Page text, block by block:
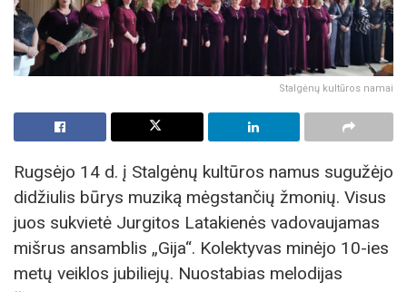
Stalgėnų kultūros namai
Rugsėjo 14 d. į Stalgėnų kultūros namus sugužėjo
didžiulis būrys muziką mėgstančių žmonių. Visus
juos sukvietė Jurgitos Latakienės vadovaujamas
mišrus ansamblis „Gija“. Kolektyvas minėjo 10-ies
metų veiklos jubiliejų. Nuostabias melodijas